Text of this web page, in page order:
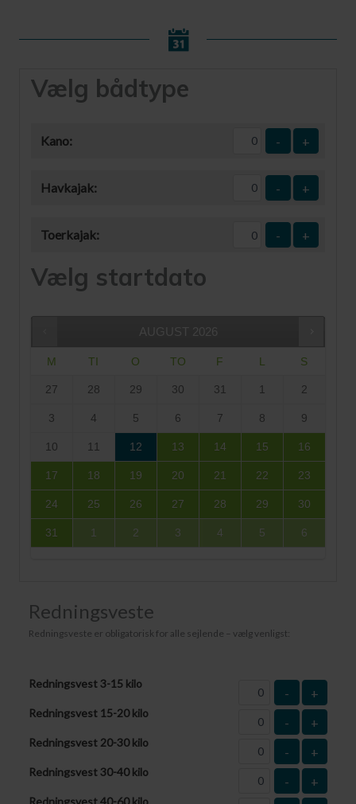
Vælg bådtype
Kano: - +
Havkajak: - +
Toerkajak: - +
Vælg startdato
AUGUST 2026
M TI O TO F L S
27 28 29 30 31 1 2
3 4 5 6 7 8 9
10 11 12 13 14 15 16
17 18 19 20 21 22 23
24 25 26 27 28 29 30
31 1 2 3 4 5 6
Redningsveste
Redningsveste er obligatorisk for alle sejlende – vælg venligst:
Redningsvest 3-15 kilo
- +
Redningsvest 15-20 kilo
- +
Redningsvest 20-30 kilo
- +
Redningsvest 30-40 kilo
- +
Redningsvest 40-60 kilo